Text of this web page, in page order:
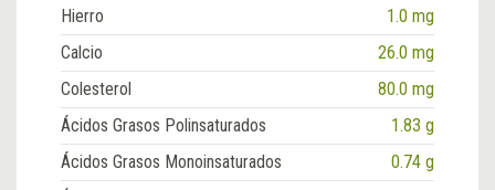
Hierro
1.0 mg
Calcio
26.0 mg
Colesterol
80.0 mg
Ácidos Grasos Polinsaturados
1.83 g
Ácidos Grasos Monoinsaturados
0.74 g